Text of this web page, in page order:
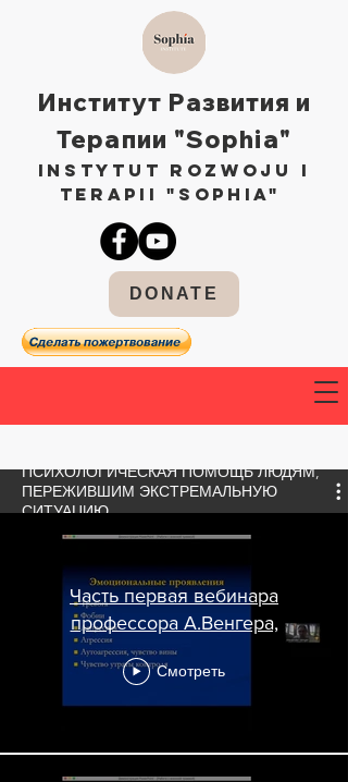
Институт Развития и
Терапии "Sophia"
Instytut Rozwoju i
Terapii "Sophia"
DONATE
ПСИХОЛОГИЧЕСКАЯ ПОМОЩЬ ЛЮДЯМ,
ПЕРЕЖИВШИМ ЭКСТРЕМАЛЬНУЮ
СИТУАЦИЮ
Часть первая вебинара
профессора А.Венгера,
Смотреть